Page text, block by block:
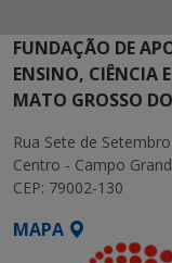
FUNDAÇÃO DE
ENSINO, CIÊNCIA
MATO GROSSO
Rua Sete de
Centro - Campo
CEP: 79002-130
MAPA